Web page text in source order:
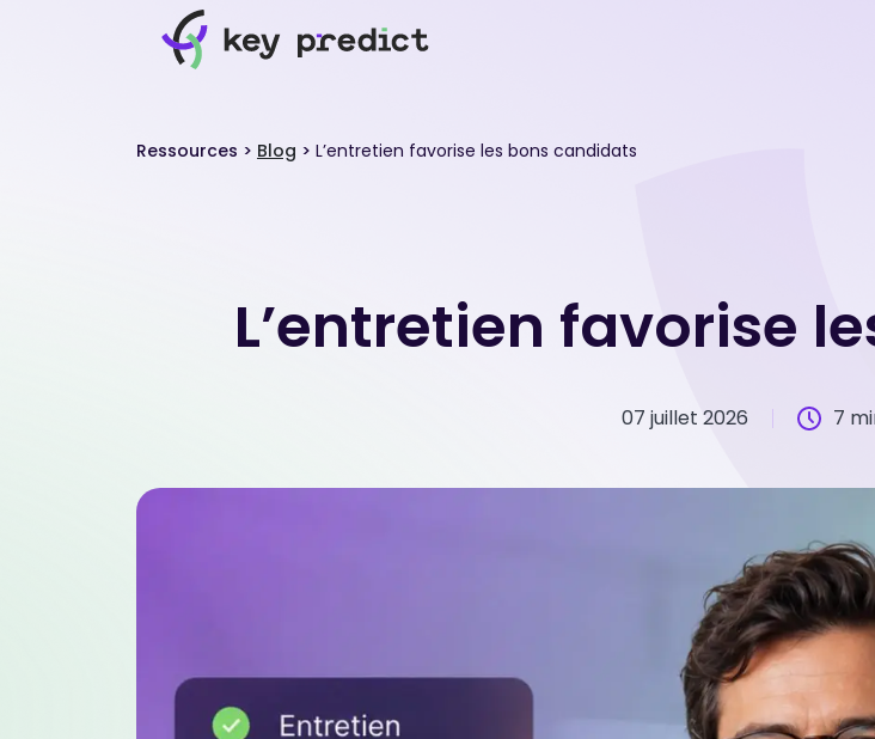
Ressources > Blog > L’entretien favorise les bons candidats
L’entretien favorise
07 juillet 2026 7